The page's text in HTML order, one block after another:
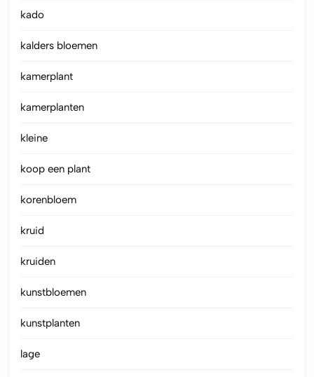
kado
kalders bloemen
kamerplant
kamerplanten
kleine
koop een plant
korenbloem
kruid
kruiden
kunstbloemen
kunstplanten
lage